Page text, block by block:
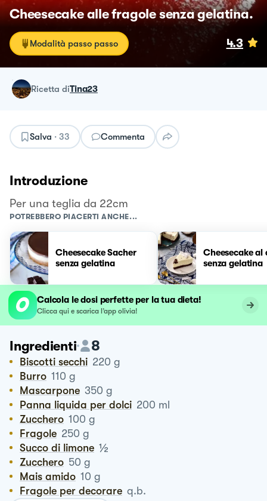
Cheesecake alle fragole senza gelatina.
Modalità passo passo 4.3
ricetta diTina23
Salva · 33 Commenta
Introduzione
Per una teglia da 22cm
POTREBBERO PIACERTI ANCHE...
Cheesecake Sacher
senza gelatina
Cheesecake al
senza gelatina
Calcola le dosi perfette per la tua dieta!
Clicca qui e scarica l’app olivia!
Ingredienti 8
Biscotti secchi 220 g
Burro 110 g
Mascarpone 350 g
Panna liquida per dolci 200 ml
Zucchero 100 g
Fragole 250 g
Succo di limone ½
Zucchero 50 g
Mais amido 10 g
Fragole per decorare q.b.